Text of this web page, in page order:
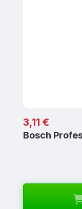
Regulärer
3,11 €
Bosch